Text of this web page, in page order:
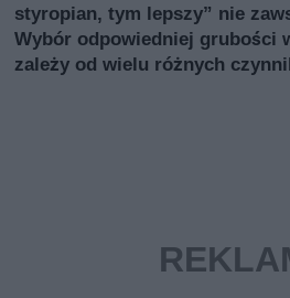
styropian, tym lepszy” nie
Wybór odpowiedniej grubości
zależy od wielu różnych